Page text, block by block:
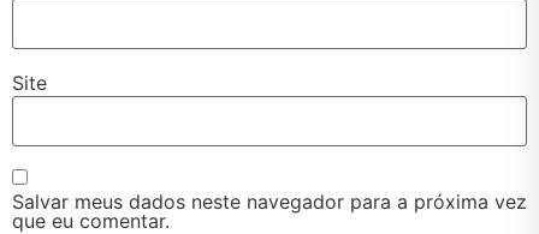
Site
Salvar meus dados neste navegador para a próxima vez
que eu comentar.